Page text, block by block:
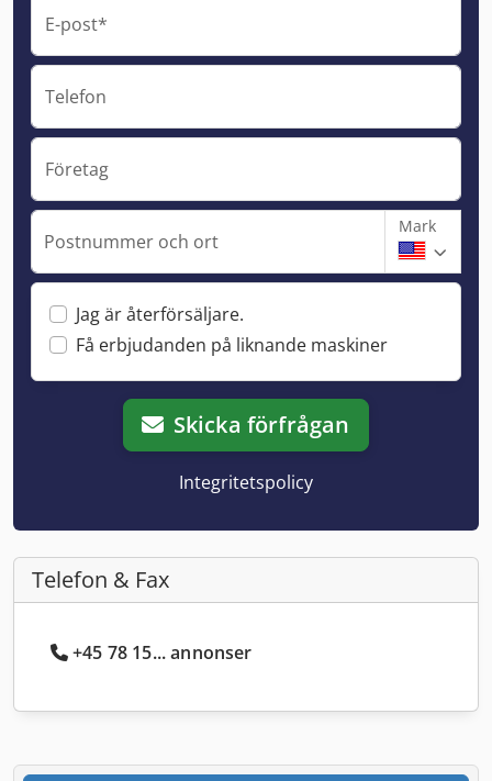
E-post*
Telefon
Företag
Postnummer och ort
Mark
Jag är återförsäljare.
Få erbjudanden på liknande maskiner
Skicka förfrågan
Integritetspolicy
Telefon & Fax
+45 78 15... annonser